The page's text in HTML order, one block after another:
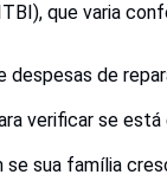
que varia
despesas de
verificar se
sua família